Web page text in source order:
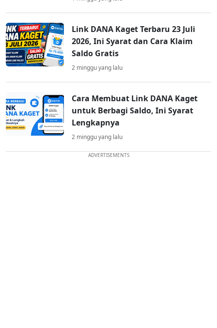
Link DANA Kaget Terbaru 23 Juli
2026, Ini Syarat dan Cara Klaim
Saldo Gratis
2 minggu yang lalu
Cara Membuat Link DANA Kaget
untuk Berbagi Saldo, Ini Syarat
Lengkapnya
2 minggu yang lalu
ADVERTISEMENTS